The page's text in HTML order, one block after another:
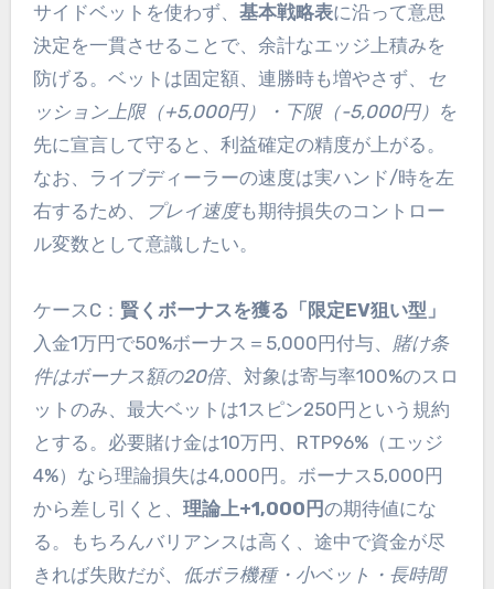
サイドベットを使わず、 基本戦略表に沿って意思
決定を一貫させることで、余計なエッジ上積みを
防げる。ベットは固定額、連勝時も増やさず、
セ
ッション上限（+5,000円）・下限（-5,000円） を
先に宣言して守ると、利益確定の精度が上がる。
なお、ライブディーラーの速度は実ハンド/時を左
右するため、
プレイ速度も期待損失のコントロー
ル変数として意識したい。
ケースC： 賢くボーナスを獲る「限定EV狙い型」
入金1万円で50%ボーナス＝5,000円付与、 賭け条
件はボーナス額の20倍、対象は寄与率100%のスロ
ットのみ、最大ベットは1スピン250円という規約
とする。必要賭け金は10万円、RTP96%（エッジ
4%）なら理論損失は4,000円。ボーナス5,000円
から差し引くと、 理論上+1,000円の期待値にな
る。もちろんバリアンスは高く、途中で資金が尽
きれば失敗だが、
低ボラ機種・小ベット・長時間